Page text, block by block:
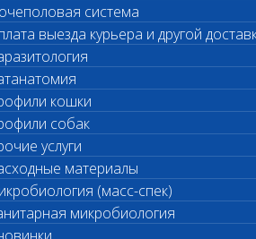
система
выезда курьера и другой
кошки
собак
услуги
материалы
(масс-спек)
микробиология
на Сайте:
the-contract-offer/